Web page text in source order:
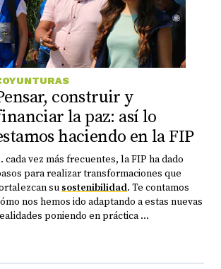
construir y
la paz: así lo
haciendo en la FIP
cada vez más frecuentes, la FIP ha dado
para realizar transformaciones que
su sostenibilidad. Te contamos
nos hemos ido adaptando a estas nuevas
poniendo en práctica ...